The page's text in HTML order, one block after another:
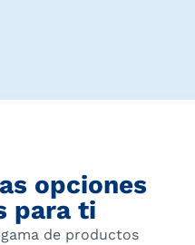
opciones
para ti
de productos